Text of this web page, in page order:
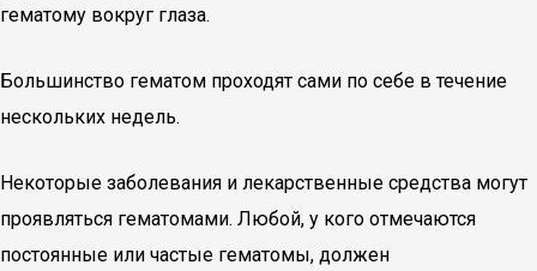
гематому вокруг глаза.
Большинство гематом проходят сами по себе в течение
нескольких недель.
Некоторые заболевания и лекарственные средства могут
проявляться гематомами. Любой, у кого отмечаются
постоянные или частые гематомы, должен